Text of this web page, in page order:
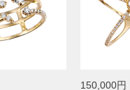
150,000円